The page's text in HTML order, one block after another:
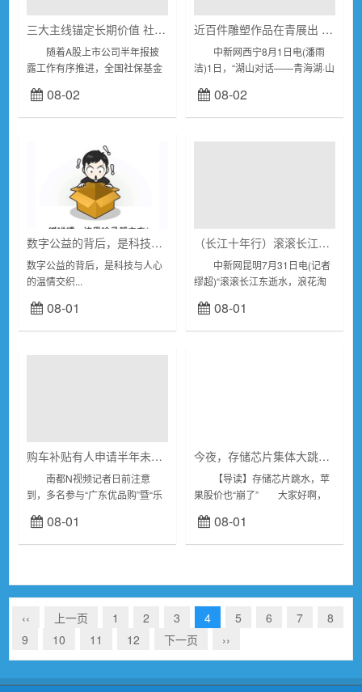
三大主线锚定长期价值 社保基金加仓释放积极信号
随着A股上市公司半年报披
露工作有序推进，全国社保基金
清晰。据Wind数据统计，截至7
月31日记者发稿，在已披露半年
08-02
近百件雕塑作品在青展出 诠释青海湖生灵对话
中新网西宁8月1日电(潘雨
洁)1日，“湖山对话——青海湖·山
馆开展。 青海湖被誉为“高原
蓝宝石”，是我国西部重要生态...
08-02
数字公益的背后，是科技与人心的温情交织
数字公益的背后，是科技与人心
的温情交织...
08-01
（长江十年行）滚滚长江出云南 绿水青山展新颜
中新网昆明7月31日电(记者
缪超)“滚滚长江东逝水，浪花淘
杨慎谪居云南，在长江上游挥就
出这阕传世名词《临江
08-01
购车补贴有人申请半年未到账？东莞商务局回应
南都N视频记者日前注意
到，多名参与“广东优品购”暨“乐
在网络上反映称，其购车补贴申
请在平台上已显示“政府终审通
08-01
今夜，存储芯片集体大跳水！苹果，也“崩了”！中概股，拉升
【导读】存储芯片跳水，苹
果股价也“崩了” 大家好啊，
一点！ 今晚美股存储芯片板
块上演高开低走、大跳水行情...
08-01
‹‹ 上一页 1 2 3 4 5 6 7
8
9
10 11 12 下一页 ››